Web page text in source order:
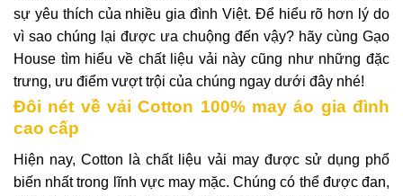
sự yêu thích của nhiều gia đình Việt. Để hiểu rõ hơn lý do
vì sao chúng lại được ưa chuộng đến vậy? hãy cùng Gạo
House tìm hiểu về chất liệu vải này cũng như những đặc
trưng, ưu điểm vượt trội của chúng ngay dưới đây nhé!
Đôi nét về vải Cotton 100% may áo gia đình
cao cấp
Hiện nay, Cotton là chất liệu vải may được sử dụng phổ
biến nhất trong lĩnh vực may mặc. Chúng có thể được đan,